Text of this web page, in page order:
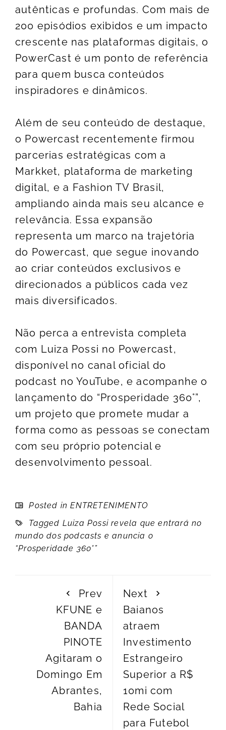
autênticas e profundas. Com mais de
200 episódios exibidos e um impacto
crescente nas plataformas digitais, o
PowerCast é um ponto de referência
para quem busca conteúdos
inspiradores e dinâmicos.
Além de seu conteúdo de destaque,
o Powercast recentemente firmou
parcerias estratégicas com a
Markket, plataforma de marketing
digital, e a Fashion TV Brasil,
ampliando ainda mais seu alcance e
relevância. Essa expansão
representa um marco na trajetória
do Powercast, que segue inovando
ao criar conteúdos exclusivos e
direcionados a públicos cada vez
mais diversificados.
Não perca a entrevista completa
com Luiza Possi no Powercast,
disponível no canal oficial do
podcast no YouTube, e acompanhe o
lançamento do “Prosperidade 360°”,
um projeto que promete mudar a
forma como as pessoas se conectam
com seu próprio potencial e
desenvolvimento pessoal.
Posted inENTRETENIMENTO
Tagged Luiza Possi revela que entrará no
mundo dos podcasts e anuncia o
“Prosperidade 360°”
Prev
KFUNE e
BANDA
PINOTE
Agitaram o
Domingo Em
Abrantes,
Bahia
Next
Baianos
atraem
Investimento
Estrangeiro
Superior a R$
10mi com
Rede Social
para Futebol